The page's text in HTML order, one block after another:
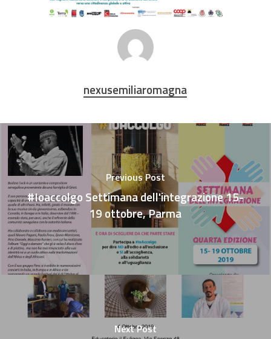
nexusemiliaromagna
Previous Post
#Ioaccolgo Settimana dell'integrazione 15-
19 ottobre, Parma
Next Post